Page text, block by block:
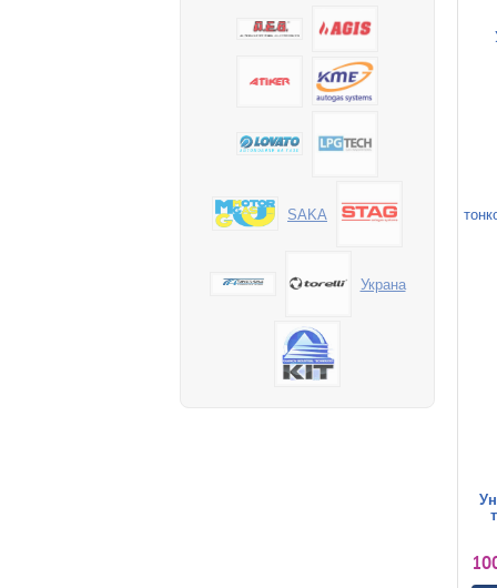
SAKA
Украна